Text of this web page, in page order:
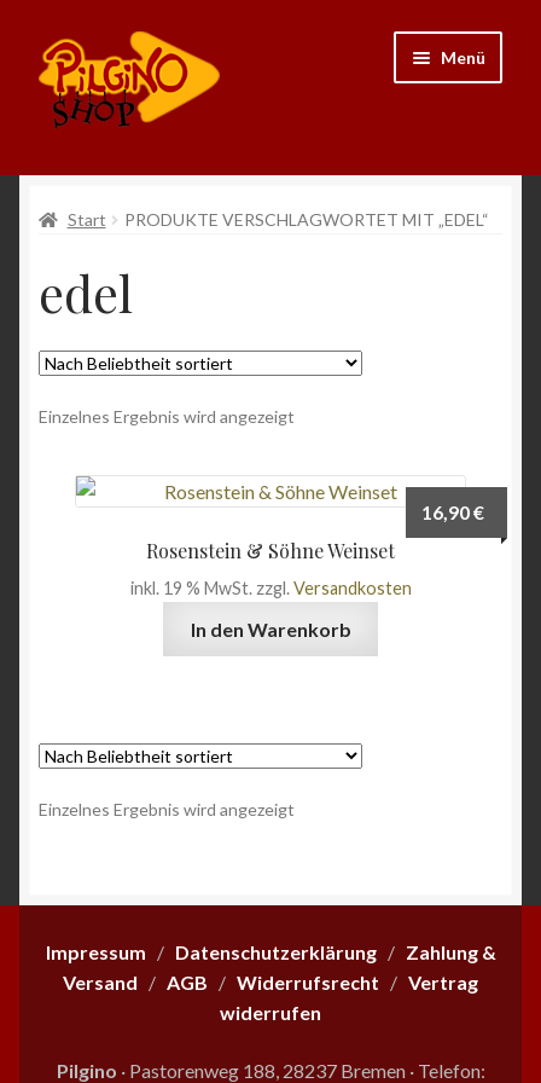
Zur
Navigation
springen
Zum
Inhalt
springen
Menü
Kleidung
Bücher
Andenken
Start PRODUKTE VERSCHLAGWORTET MIT „EDEL“
edel
Einzelnes Ergebnis wird angezeigt
Rosenstein & Söhne Weinset
16,90€
inkl. 19 % MwSt. zzgl.Versandkosten
In den Warenkorb
Einzelnes Ergebnis wird angezeigt
Impressum / Datenschutzerklärung/ Zahlung &
Versand / AGB / Widerrufsrecht / Vertrag
widerrufen
Pilgino · Pastorenweg 188, 28237 Bremen ·Telefon: